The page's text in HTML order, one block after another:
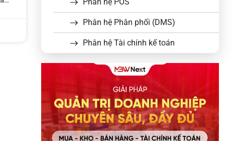
Phân hệ Phân phối (DMS)
Phân hệ Tài chính kế toán